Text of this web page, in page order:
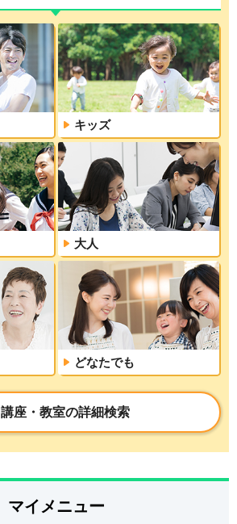
キッズ
大人
どなたでも
講座・教室の詳細検索
マイメニュー